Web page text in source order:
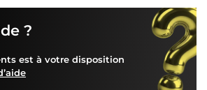
?
est à votre disposition